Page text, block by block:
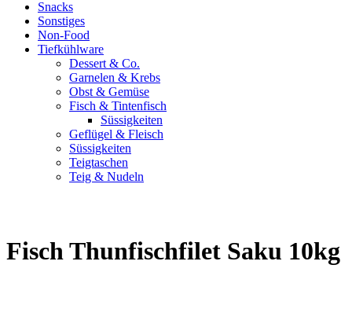
Snacks
Sonstiges
Non-Food
Tiefkühlware
Dessert & Co.
Garnelen & Krebs
Obst & Gemüse
Fisch & Tintenfisch
Süssigkeiten
Geflügel & Fleisch
Süssigkeiten
Teigtaschen
Teig & Nudeln
Fisch Thunfischfilet Saku 10kg